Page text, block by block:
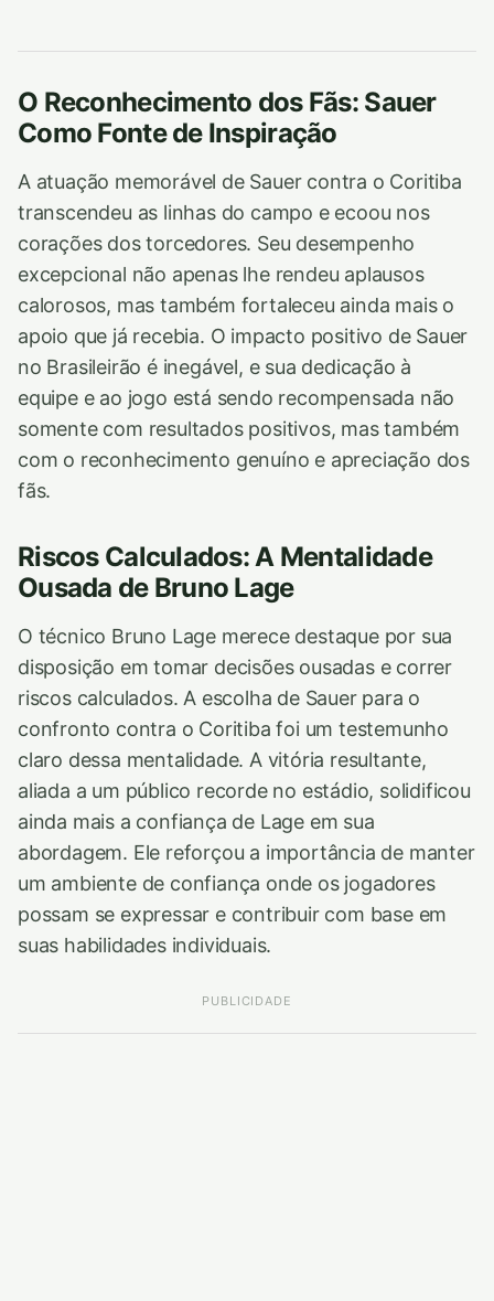
O Reconhecimento dos Fãs: Sauer
Como Fonte de Inspiração
A atuação memorável de Sauer contra o Coritiba
transcendeu as linhas do campo e ecoou nos
corações dos torcedores. Seu desempenho
excepcional não apenas lhe rendeu aplausos
calorosos, mas também fortaleceu ainda mais o
apoio que já recebia. O impacto positivo de Sauer
no Brasileirão é inegável, e sua dedicação à
equipe e ao jogo está sendo recompensada não
somente com resultados positivos, mas também
com o reconhecimento genuíno e apreciação dos
fãs.
Riscos Calculados: A Mentalidade
Ousada de Bruno Lage
O técnico Bruno Lage merece destaque por sua
disposição em tomar decisões ousadas e correr
riscos calculados. A escolha de Sauer para o
confronto contra o Coritiba foi um testemunho
claro dessa mentalidade. A vitória resultante,
aliada a um público recorde no estádio, solidificou
ainda mais a confiança de Lage em sua
abordagem. Ele reforçou a importância de manter
um ambiente de confiança onde os jogadores
possam se expressar e contribuir com base em
suas habilidades individuais.
PUBLICIDADE